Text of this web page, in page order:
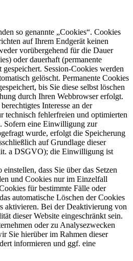
so genannte „Cookies“. Cookies
auf Ihrem Endgerät keinen
vorübergehend für die Dauer
oder dauerhaft (permanente
Session-Cookies werden
gelöscht. Permanente Cookies
bis Sie diese selbst löschen
durch Ihren Webbrowser erfolgt.
Interesse an der
technisch fehlerfreien und optimierten
Sofern eine Einwilligung zur
wurde, erfolgt die Speicherung
auf Grundlage dieser
a DSGVO); die Einwilligung ist
dass Sie über das Setzen
und Cookies nur im Einzelfall
für bestimmte Fälle oder
automatische Löschen der Cookies
aktivieren. Bei der Deaktivierung von
dieser Website eingeschränkt sein.
oder zu Analysezwecken
Sie hierüber im Rahmen dieser
informieren und ggf. eine